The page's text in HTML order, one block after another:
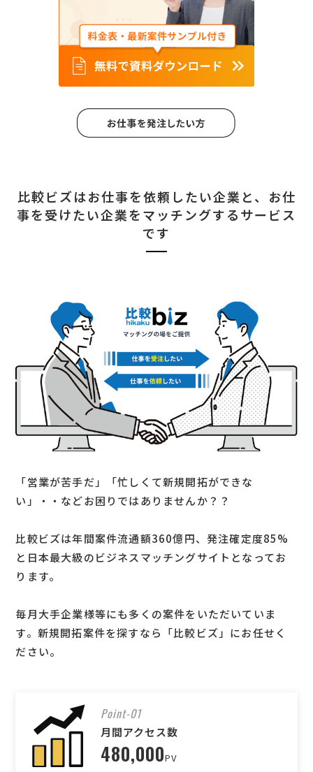
比較ビズはお仕事を依頼したい企業と、 お仕
事を受けたい企業をマッチングするサービス
です
「営業が苦手だ」「忙しくて新規開拓ができな
い」・・などお困りではありませんか？？
比較ビズは年間案件流通額360億円、発注確定度85%
と日本最大級のビジネスマッチングサイトとなってお
ります。
毎月大手企業様等にも多くの案件をいただいていま
す。新規開拓案件を探すなら「比較ビズ」にお任せく
ださい。
Point-01
月間アクセス数
480,000PV